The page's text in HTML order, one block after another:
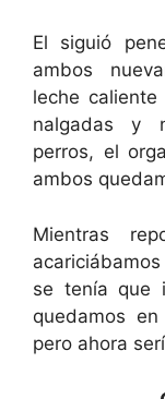
El siguió
ambos
leche
nalgadas y
perros, el
ambos
Mientras
se tenía que
quedamos
pero ahora